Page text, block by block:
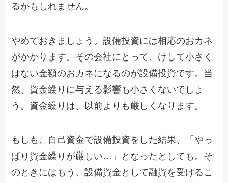
るかもしれません。
やめておきましょう。設備投資には相応のおカネ
がかかります。その会社にとって、けして小さく
はない金額のおカネになるのが設備投資です。当
然、資金繰りに与える影響も小さくないでしょ
う。資金繰りは、以前よりも厳しくなります。
もしも、自己資金で設備投資をした結果、「やっ
ぱり資金繰りが厳しい…」となったとしても。そ
のときにはもう、設備資金として融資を受けるこ